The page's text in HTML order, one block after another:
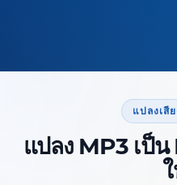
แปลงเสี
แปลง MP3 เป็